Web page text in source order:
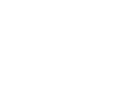
布団に入っ
ーかそれ